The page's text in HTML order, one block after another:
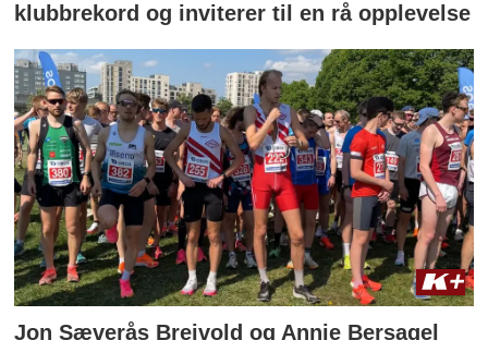
klubbrekord og inviterer til en rå opplevelse
Jon Sæverås Breivold og Annie Bersagel